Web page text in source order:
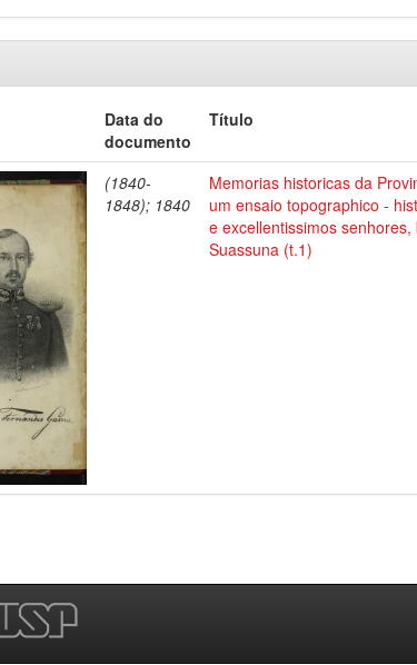
Data do
documento
Título
(1840-
1848); 1840
Memorias historicas da
um ensaio topographico -
e excellentissimos
Suassuna (t.1)